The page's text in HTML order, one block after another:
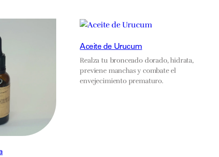
Aceite de Urucum
Realza tu bronceado dorado, hidrata,
previene manchas y combate el
envejecimiento prematuro.